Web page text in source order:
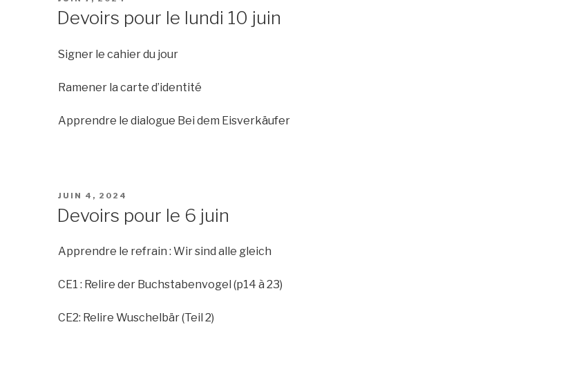
Devoirs pour le lundi 10 juin
Signer le cahier du jour
Ramener la carte d’identité
Apprendre le dialogue Bei dem Eisverkäufer
PUBLIÉ
JUIN 4, 2024
Devoirs pour le 6 juin
Apprendre le refrain : Wir sind alle gleich
CE1 : Relire der Buchstabenvogel (p14 à 23)
CE2: Relire Wuschelbär (Teil 2)